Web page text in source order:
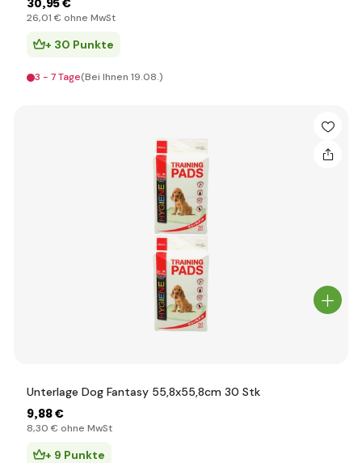
30,95 €
26,01 € ohne MwSt
+ 30 Punkte
3 - 7 Tage(Bei Ihnen 19.08.)
Unterlage Dog Fantasy 55,8x55,8cm 30 Stk
9,88 €
8,30 € ohne MwSt
+ 9 Punkte